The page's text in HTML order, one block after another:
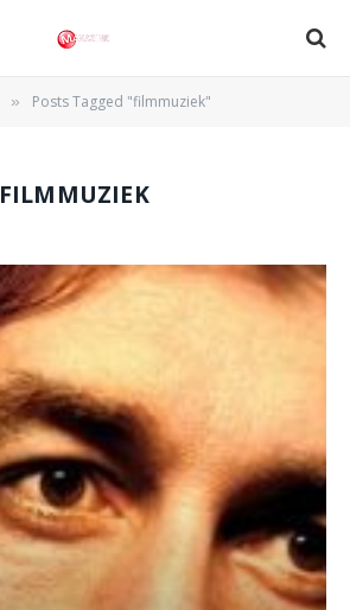
» Posts Tagged "filmmuziek"
FILMMUZIEK